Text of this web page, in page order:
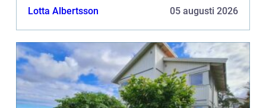
och granulat. I den här artikeln tar vi en närmare
Lotta Albertsson 05 augusti 2026